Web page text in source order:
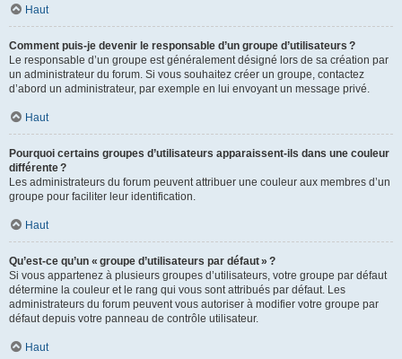
Haut
Comment puis-je devenir le responsable d’un groupe d’utilisateurs ?
Le responsable d’un groupe est généralement désigné lors de sa création par
un administrateur du forum. Si vous souhaitez créer un groupe, contactez
d’abord un administrateur, par exemple en lui envoyant un message privé.
Haut
Pourquoi certains groupes d’utilisateurs apparaissent-ils dans une couleur
différente ?
Les administrateurs du forum peuvent attribuer une couleur aux membres d’un
groupe pour faciliter leur identification.
Haut
Qu’est-ce qu’un « groupe d’utilisateurs par défaut » ?
Si vous appartenez à plusieurs groupes d’utilisateurs, votre groupe par défaut
détermine la couleur et le rang qui vous sont attribués par défaut. Les
administrateurs du forum peuvent vous autoriser à modifier votre groupe par
défaut depuis votre panneau de contrôle utilisateur.
Haut